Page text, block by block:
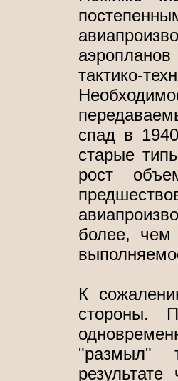
тактико-
спад в
старые
рост
более, чем
К
стороны.
"размыл"